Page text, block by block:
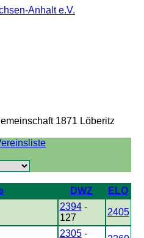
1871 Löberitz
DWZ ELO
2394-
127
2405
2305-